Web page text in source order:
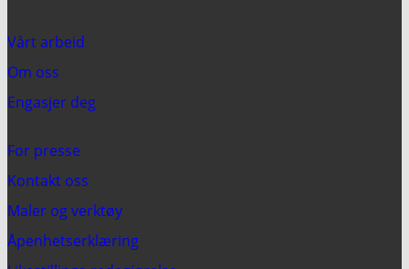
Vårt arbeid
Om oss
Engasjer deg
For presse
Kontakt oss
Maler og verktøy
Åpenhetserklæring